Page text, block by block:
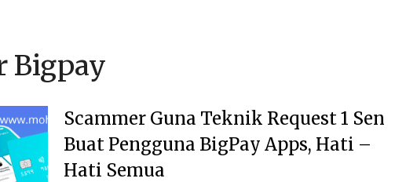
Bigpay
Scammer Guna Teknik Request 1 Sen
Buat Pengguna BigPay Apps, Hati –
Hati Semua